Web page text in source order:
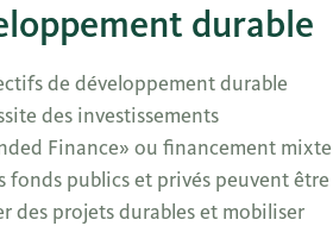
durable
de développement durable
des investissements
Finance» ou financement mixte
fonds publics et privés peuvent être
des projets durables et mobiliser